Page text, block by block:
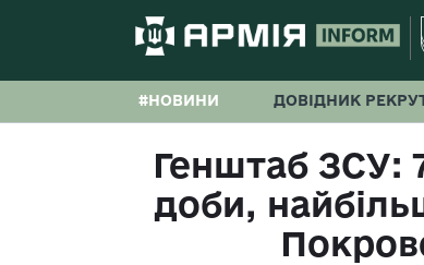
#НОВИНИ ДОВІДНИК
Генштаб ЗСУ:
доби,